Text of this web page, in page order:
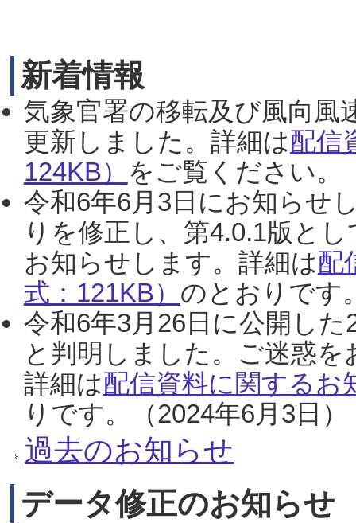
新着情報
気象官署の移転及び風向風
更新しました。詳細は配信
124KB） をご覧ください。
令和6年6月3日にお知らせ
りを修正し、第4.0.1版と
お知らせします。詳細は配
式：121KB） のとおりです
令和6年3月26日に公開し
と判明しました。ご迷惑
詳細は配信資料に関するお
りです。（2024年6月3日）
過去のお知らせ
データ修正のお知らせ